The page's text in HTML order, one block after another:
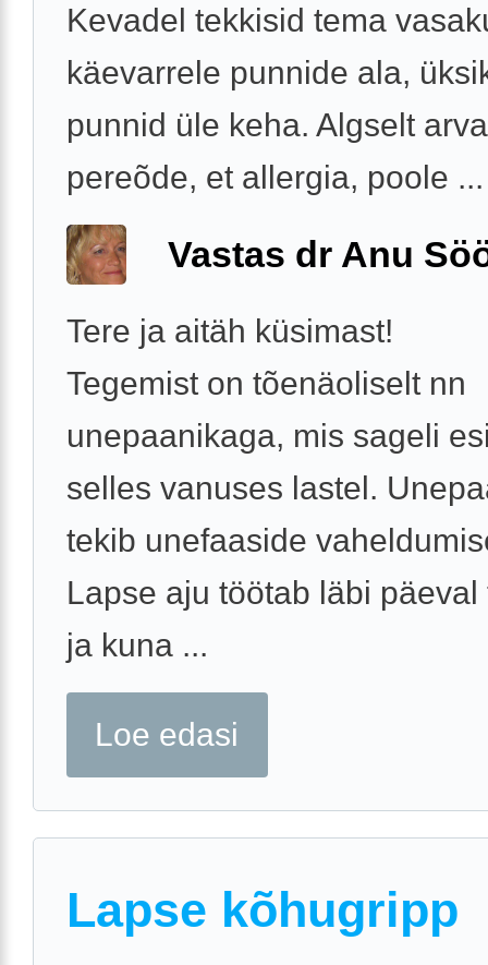
Kevadel tekkisid tema
käevarrele punnide ala,
punnid üle keha. Algselt
pereõde, et allergia, poole ...
Vastas dr Anu
Tere ja aitäh küsimast!
Tegemist on tõenäoliselt nn
unepaanikaga, mis sageli
selles vanuses lastel.
tekib unefaaside
Lapse aju töötab läbi päeval
ja kuna ...
Loe edasi
Lapse kõhugripp